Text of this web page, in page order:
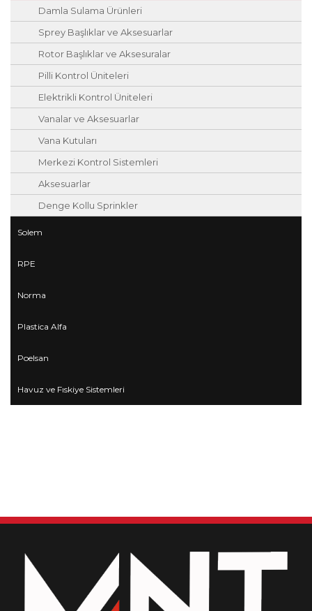
Damla Sulama Ürünleri
Sprey Başlıklar ve Aksesuarlar
Rotor Başlıklar ve Aksesuralar
Pilli Kontrol Üniteleri
Elektrikli Kontrol Üniteleri
Vanalar ve Aksesuarlar
Vana Kutuları
Merkezi Kontrol Sistemleri
Aksesuarlar
Denge Kollu Sprinkler
Solem
RPE
Norma
Plastica Alfa
Poelsan
Havuz ve Fıskiye Sistemleri